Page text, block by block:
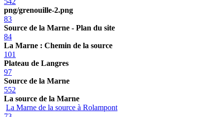
png/grenouille-2.png
83
Source de la Marne - Plan du site
84
La Marne : Chemin de la source
101
Plateau de Langres
97
Source de la Marne
552
La source de la Marne
La Marne de la source à Rolampont